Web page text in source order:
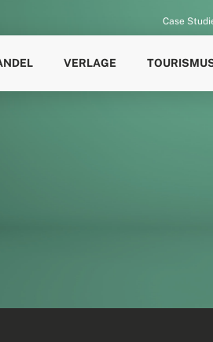
Case
VERLAGE